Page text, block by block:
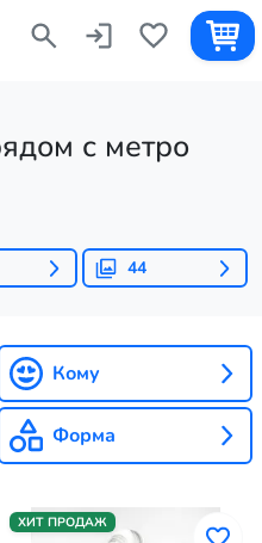
с метро
44
Кому
Форма
ХИТ ПРОДАЖ